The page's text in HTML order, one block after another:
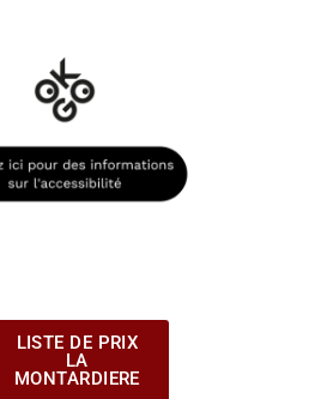
LISTE DE PRIX
LA
MONTARDIERE